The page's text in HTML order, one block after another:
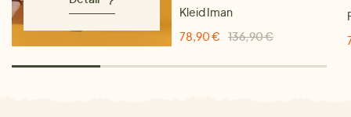
Kleid Iman
78,90 €
136,90 €